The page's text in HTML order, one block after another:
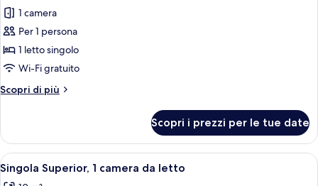
2
letti
singoli
foto
per
Singola
Standard,
camera
1 camera
Per 1 persona
1 letto singolo
Wi-Fi gratuito
Scopri di più
Altri
Standard,
camera
Scopri i prezzi per le tue date
Apri
tutte
Una camera d'albergo con un letto,
4
Singola Superior, 1 camera da letto